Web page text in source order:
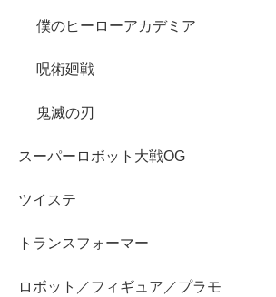
僕のヒーローアカデミア
呪術廻戦
鬼滅の刃
スーパーロボット大戦OG
ツイステ
トランスフォーマー
ロボット／フィギュア／プラモ